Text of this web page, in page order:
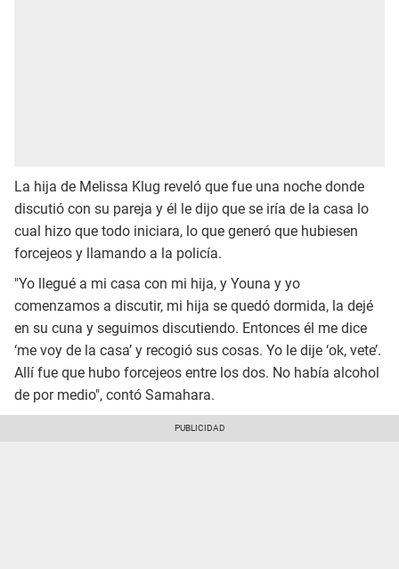
La hija de Melissa Klug reveló que fue una noche donde
discutió con su pareja y él le dijo que se iría de la casa lo
cual hizo que todo iniciara, lo que generó que hubiesen
forcejeos y llamando a la policía.
"Yo llegué a mi casa con mi hija, y Youna y yo
comenzamos a discutir, mi hija se quedó dormida, la dejé
en su cuna y seguimos discutiendo. Entonces él me dice
‘me voy de la casa’ y recogió sus cosas. Yo le dije ‘ok, vete’.
Allí fue que hubo forcejeos entre los dos. No había alcohol
de por medio", contó Samahara.